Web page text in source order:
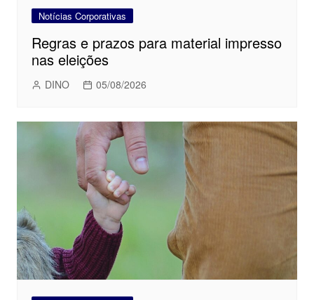
Notícias Corporativas
Regras e prazos para material impresso
nas eleições
DINO 05/08/2026